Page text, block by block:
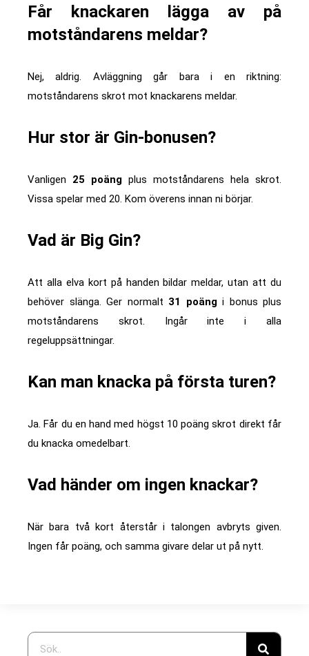
Får knackaren lägga av på
motståndarens meldar?
Nej, aldrig. Avläggning går bara i en riktning:
motståndarens skrot mot knackarens meldar.
Hur stor är Gin-bonusen?
Vanligen 25 poäng plus motståndarens hela skrot.
Vissa spelar med 20. Kom överens innan ni börjar.
Vad är Big Gin?
Att alla elva kort på handen bildar meldar, utan att du
behöver slänga. Ger normalt 31 poängi bonus plus
motståndarens skrot. Ingår inte i alla
regeluppsättningar.
Kan man knacka på första turen?
Ja. Får du en hand med högst 10 poäng skrot direkt får
du knacka omedelbart.
Vad händer om ingen knackar?
När bara två kort återstår i talongen avbryts given.
Ingen får poäng, och samma givare delar ut på nytt.